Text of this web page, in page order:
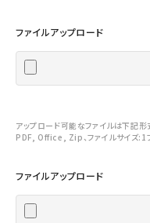
ファイルアップロード
アップロード可能なファイルは下記
PDF, Office, Zip、ファイルサイズ:1
ファイルアップロード